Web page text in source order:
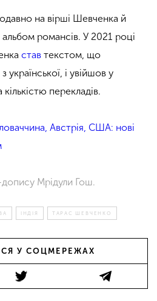
на вірші Шевченка й
альбом романсів. У 2021 році
став текстом, що
української, і увійшов у
кількістю перекладів.
Австрія, США: нові
Мрідули Гош.
ІНДІЯ ТАРАС ШЕВЧЕНКО
У СОЦМЕРЕЖАХ